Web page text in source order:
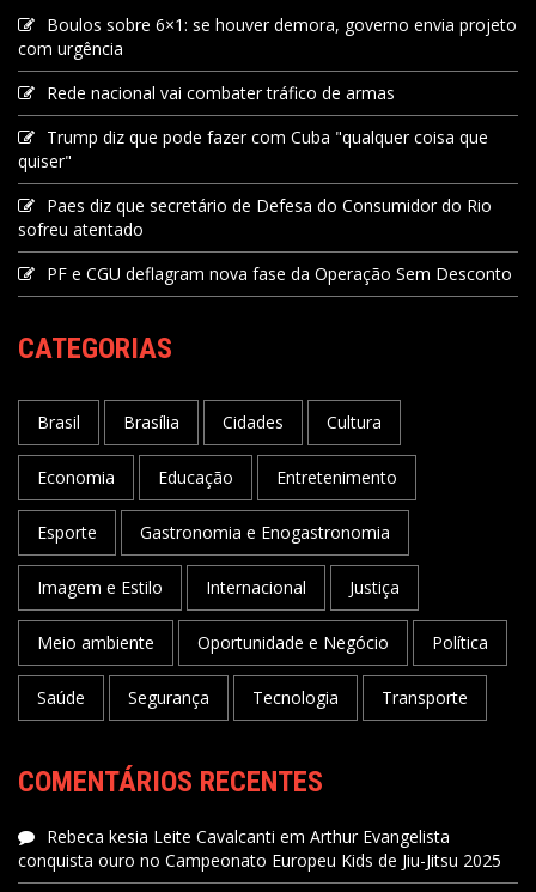
Boulos sobre 6×1: se houver demora, governo envia projeto
com urgência
Rede nacional vai combater tráfico de armas
Trump diz que pode fazer com Cuba "qualquer coisa que
quiser"
Paes diz que secretário de Defesa do Consumidor do Rio
sofreu atentado
PF e CGU deflagram nova fase da Operação Sem Desconto
CATEGORIAS
Brasil Brasília Cidades Cultura
Economia Educação Entretenimento
Esporte Gastronomia e Enogastronomia
Imagem e Estilo Internacional Justiça
Meio ambiente Oportunidade e Negócio Política
Saúde Segurança Tecnologia Transporte
COMENTÁRIOS RECENTES
Rebeca kesia Leite Cavalcanti em Arthur Evangelista
conquista ouro no Campeonato Europeu Kids de Jiu-Jitsu 2025